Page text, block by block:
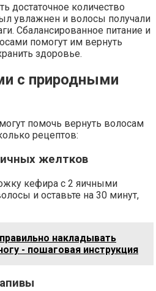
достаточное количество
увлажнен и волосы получали
Сбалансированное питание и
помогут им вернуть
здоровье.
с природными
помочь вернуть волосам
рецептов:
желтков
кефира с 2 яичными
и оставьте на 30 минут,
накладывать
- пошаговая инструкция